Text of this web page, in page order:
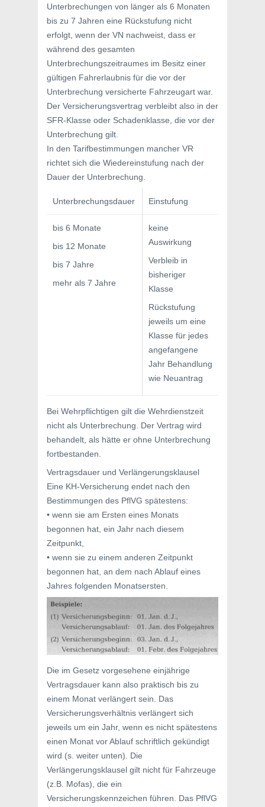
Unterbrechungen von länger als 6 Monaten
bis zu 7 Jahren eine Rückstufung nicht
erfolgt, wenn der VN nachweist, dass er
während des gesamten
Unterbrechungszeitraumes im Besitz einer
gültigen Fahrerlaubnis für die vor der
Unterbrechung versicherte Fahrzeugart war.
Der Versicherungsvertrag verbleibt also in der
SFR-Klasse oder Schadenklasse, die vor der
Unterbrechung gilt.
In den Tarifbestimmungen mancher VR
richtet sich die Wiedereinstufung nach der
Dauer der Unterbrechung.
Unterbrechungsdauer Einstufung
bis 6 Monate
bis 12 Monate
bis 7 Jahre
mehr als 7 Jahre
keine
Auswirkung
Verbleib in
bisheriger
Klasse
Rückstufung
jeweils um eine
Klasse für jedes
angefangene
Jahr Behandlung
wie Neuantrag
Bei Wehrpflichtigen gilt die Wehrdienstzeit
nicht als Unterbrechung. Der Vertrag wird
behandelt, als hätte er ohne Unterbrechung
fortbestanden.
Vertragsdauer und Verlängerungsklausel
Eine KH-Versicherung endet nach den
Bestimmungen des PflVG spätestens:
• wenn sie am Ersten eines Monats
begonnen hat, ein Jahr nach diesem
Zeitpunkt,
• wenn sie zu einem anderen Zeitpunkt
begonnen hat, an dem nach Ablauf eines
Jahres folgenden Monatsersten.
Die im Gesetz vorgesehene einjährige
Vertragsdauer kann also praktisch bis zu
einem Monat verlängert sein. Das
Versicherungsverhältnis verlängert sich
jeweils um ein Jahr, wenn es nicht spätestens
einen Monat vor Ablauf schriftlich gekündigt
wird (s. weiter unten). Die
Verlängerungsklausel gilt nicht für Fahrzeuge
(z.B. Mofas), die ein
Versicherungskennzeichen führen. Das PflVG